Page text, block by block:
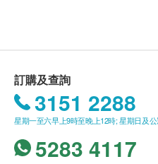
丙種谷氨基轉移酵素
谷丙轉氨酵素
谷草轉氨酵素
腎功能
包括游離亞甲狀腺素, 游離
球蛋白抗體, 原漿微粒甲狀抗
HK$
1,600.0
上腹部超聲波(雙人)
(肝、膽、脾、胰、腎及主
如希望使用長者醫療券進
健康網購，以便我們為您
免責聲明：
所有健康檢查/服務並
訂購及查詢
3151 2288
星期一至六早上9時至晚上12時; 星期日及
5283 4117